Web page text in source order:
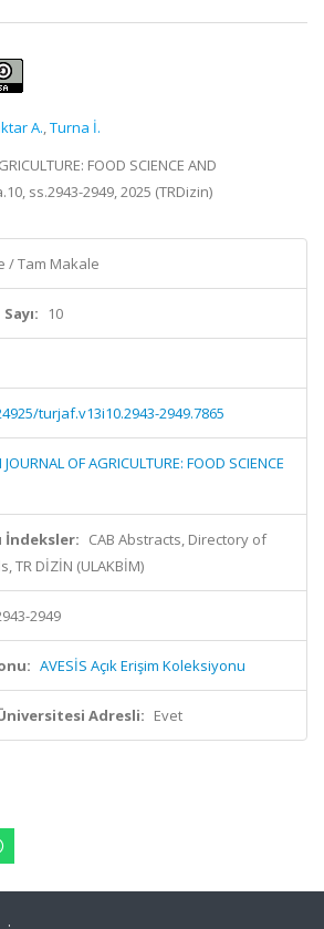
A.,Turna İ.
FOOD SCIENCE AND
ss.2943-2949, 2025 (TRDizin)
/ Tam Makale
Sayı: 10
turjaf.v13i10.2943-2949.7865
OF AGRICULTURE: FOOD SCIENCE
İndeksler: CAB Abstracts, Directory of
TR DİZİN (ULAKBİM)
2949
AVESİS Açık Erişim Koleksiyonu
Adresli: Evet